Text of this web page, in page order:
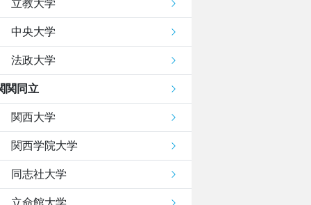
立教大学
中央大学
法政大学
関同立
関西大学
関西学院大学
同志社大学
立命館大学